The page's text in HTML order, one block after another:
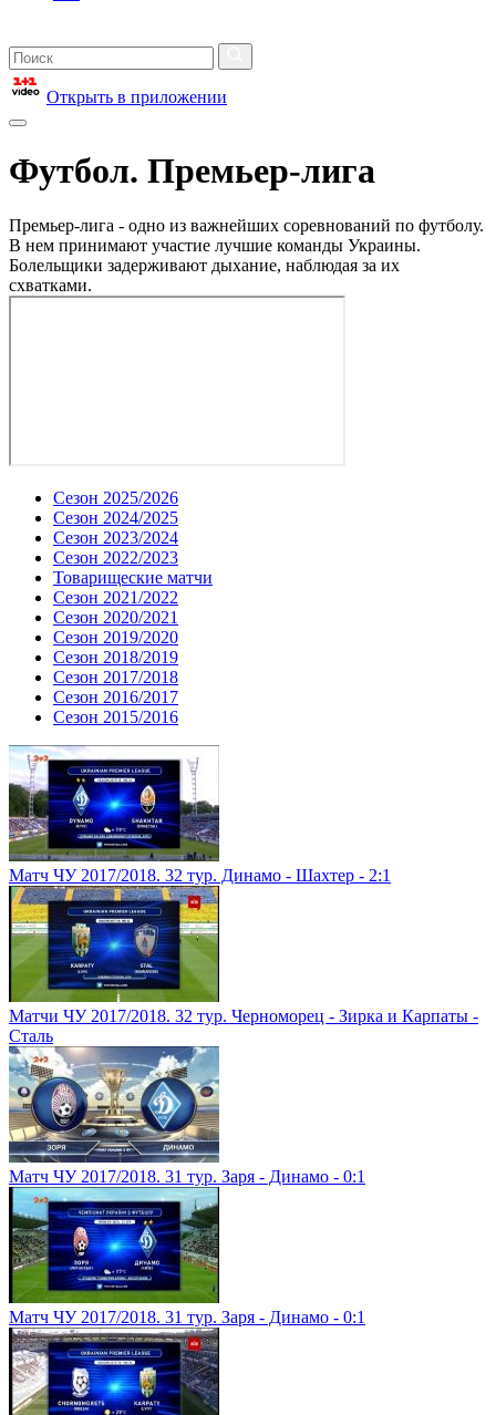
Открыть в приложении
Футбол. Премьер-лига
Премьер-лига - одно из важнейших соревнований по футболу.
В нем принимают участие лучшие команды Украины.
Болельщики задерживают дыхание, наблюдая за их
схватками.
Сезон 2025/2026
Сезон 2024/2025
Сезон 2023/2024
Сезон 2022/2023
Товарищеские матчи
Сезон 2021/2022
Сезон 2020/2021
Сезон 2019/2020
Сезон 2018/2019
Сезон 2017/2018
Сезон 2016/2017
Сезон 2015/2016
Матч ЧУ 2017/2018. 32 тур. Динамо - Шахтер - 2:1
Матчи ЧУ 2017/2018. 32 тур. Черноморец - Зирка и Карпаты -
Сталь
Матч ЧУ 2017/2018. 31 тур. Заря - Динамо - 0:1
Матч ЧУ 2017/2018. 31 тур. Заря - Динамо - 0:1